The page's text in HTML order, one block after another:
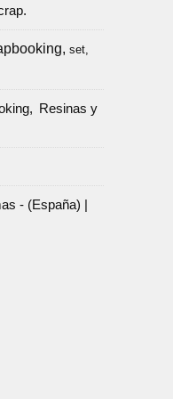
set
Resinas y
- (España) |